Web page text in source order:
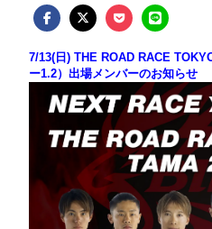
7/13(日) THE ROAD RACE
ー1.2）出場メンバーのお知らせ